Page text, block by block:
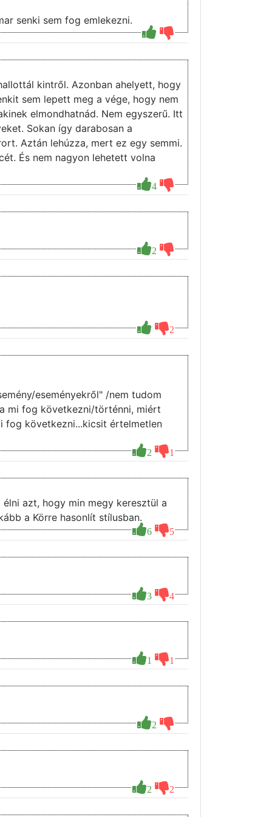
senki sem fog emlekezni.
4
kintről. Azonban ahelyett, hogy
sem lepett meg a vége, hogy nem
elmondhatnád. Nem egyszerű. Itt
Sokan így darabosan a
Aztán lehúzza, mert ez egy semmi.
És nem nagyon lehetett volna
2
2
2 1
eseményekről" /nem tudom
mi fog következni/történni, miért
fog következni...kicsit értelmetlen
6 5
azt, hogy min megy keresztül a
a Körre hasonlít stílusban.
3 4
1 1
2
2 2